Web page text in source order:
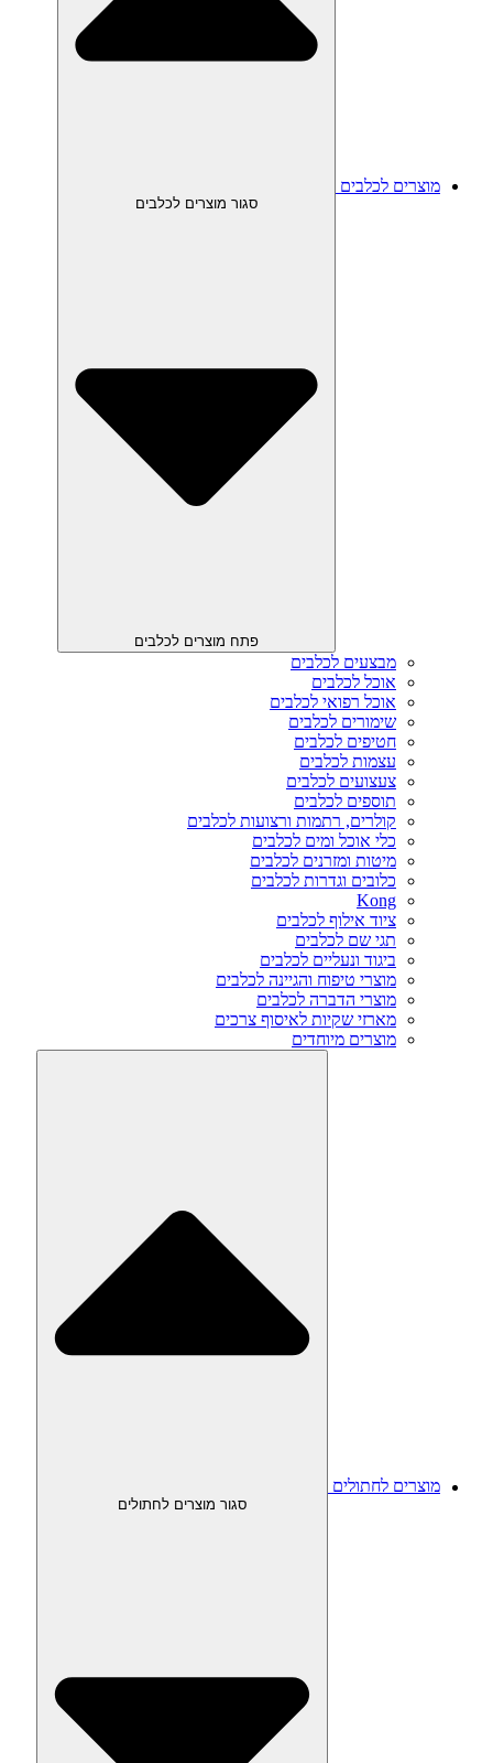
מוצרים לכלבים
סגור מוצרים לכלבים
פתח מוצרים לכלבים
מבצעים לכלבים
אוכל לכלבים
אוכל רפואי לכלבים
שימורים לכלבים
חטיפים לכלבים
עצמות לכלבים
צעצועים לכלבים
תוספים לכלבים
קולרים, רתמות ורצועות לכלבים
כלי אוכל ומים לכלבים
מיטות ומזרנים לכלבים
כלובים וגדרות לכלבים
Kong
ציוד אילוף לכלבים
תגי שם לכלבים
ביגוד ונעליים לכלבים
מוצרי טיפוח והגיינה לכלבים
מוצרי הדברה לכלבים
מארזי שקיות לאיסוף צרכים
מוצרים מיוחדים
מוצרים לחתולים
סגור מוצרים לחתולים